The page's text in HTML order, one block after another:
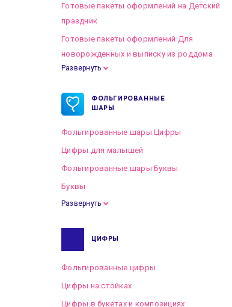
Готовые пакеты оформлений на Детский
праздник
Готовые пакеты оформлений Для
новорожденных и выписку из роддома
Готовые пакеты оформлений на Свадьбу
Развернуть
ФОЛЬГИРОВАННЫЕ
ШАРЫ
Фольгированные шары Цифры
Цифры для малышей
Фольгированные шары Буквы
Буквы
Развернуть
ЦИФРЫ
Фольгированные цифры
Цифры на стойках
Цифры в букетах и композициях